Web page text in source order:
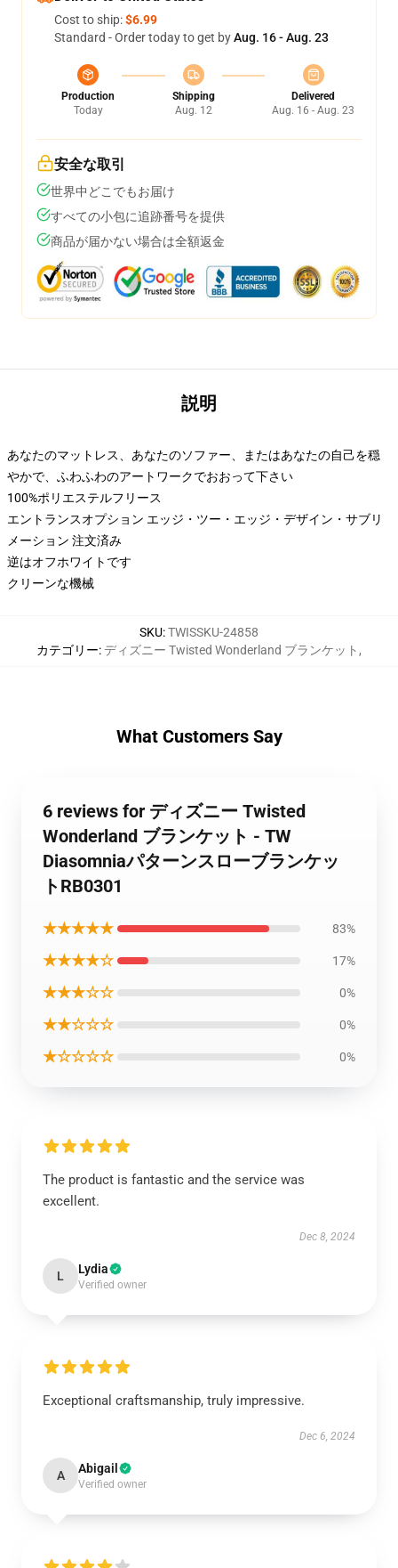
Cost to ship:$6.99
Standard - Order today to get byAug. 16 - Aug. 23
Production
Today
Shipping
Aug. 12
Delivered
Aug. 16 - Aug. 23
安全な取引
世界中どこでもお届け
すべての小包に追跡番号を提供
商品が届かない場合は全額返金
説明
あなたのマットレス、あなたのソファー、またはあなたの自己を穏
やかで、ふわふわのアートワークでおおって下さい
100%ポリエステルフリース
エントランスオプション エッジ・ツー・エッジ・デザイン・サブリ
メーション 注文済み
逆はオフホワイトです
クリーンな機械
SKU:TWISSKU-24858
カテゴリー:ディズニー Twisted Wonderland ブランケット ,
What Customers Say
6 reviews for ディズニー Twisted
Wonderland ブランケット - TW
Diasomniaパターンスローブランケッ
トRB0301
★★★★★ 83%
★★★★☆ 17%
★★★☆☆ 0%
★★☆☆☆ 0%
★☆☆☆☆ 0%
The product is fantastic and the service was
excellent.
Dec 8, 2024
L Lydia
Verified owner
Exceptional craftsmanship, truly impressive.
Dec 6, 2024
A Abigail
Verified owner